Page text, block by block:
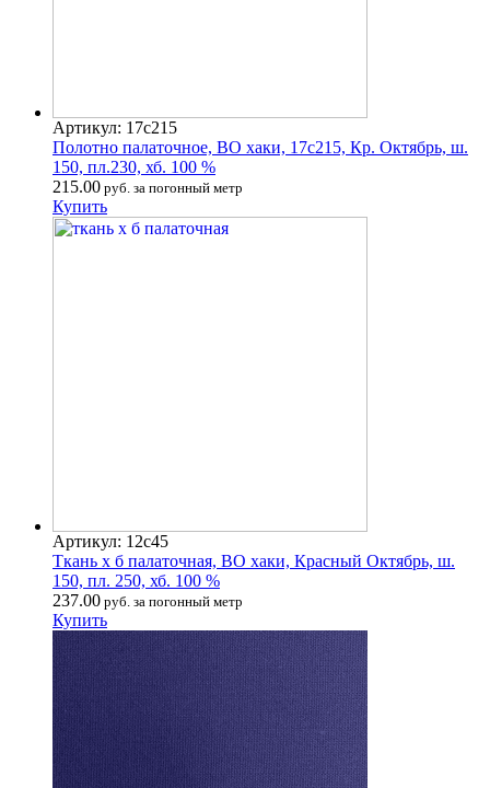
Артикул: 17с215
Полотно палаточное, ВО хаки, 17с215, Кр. Октябрь, ш.
150, пл.230, хб. 100 %
215.00 руб. за погонный метр
Купить
Артикул: 12с45
Ткань х б палаточная, ВО хаки, Красный Октябрь, ш.
150, пл. 250, хб. 100 %
237.00 руб. за погонный метр
Купить